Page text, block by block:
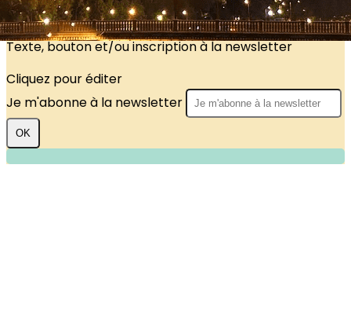
Cliquez pour éditer
Texte, bouton et/ou inscription à la newsletter
Cliquez pour éditer
Je m'abonne à la newsletter
OK